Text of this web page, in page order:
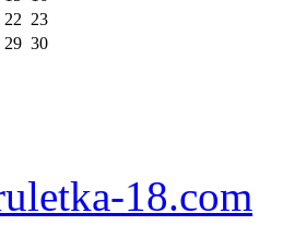
22 23
29 30
18.com